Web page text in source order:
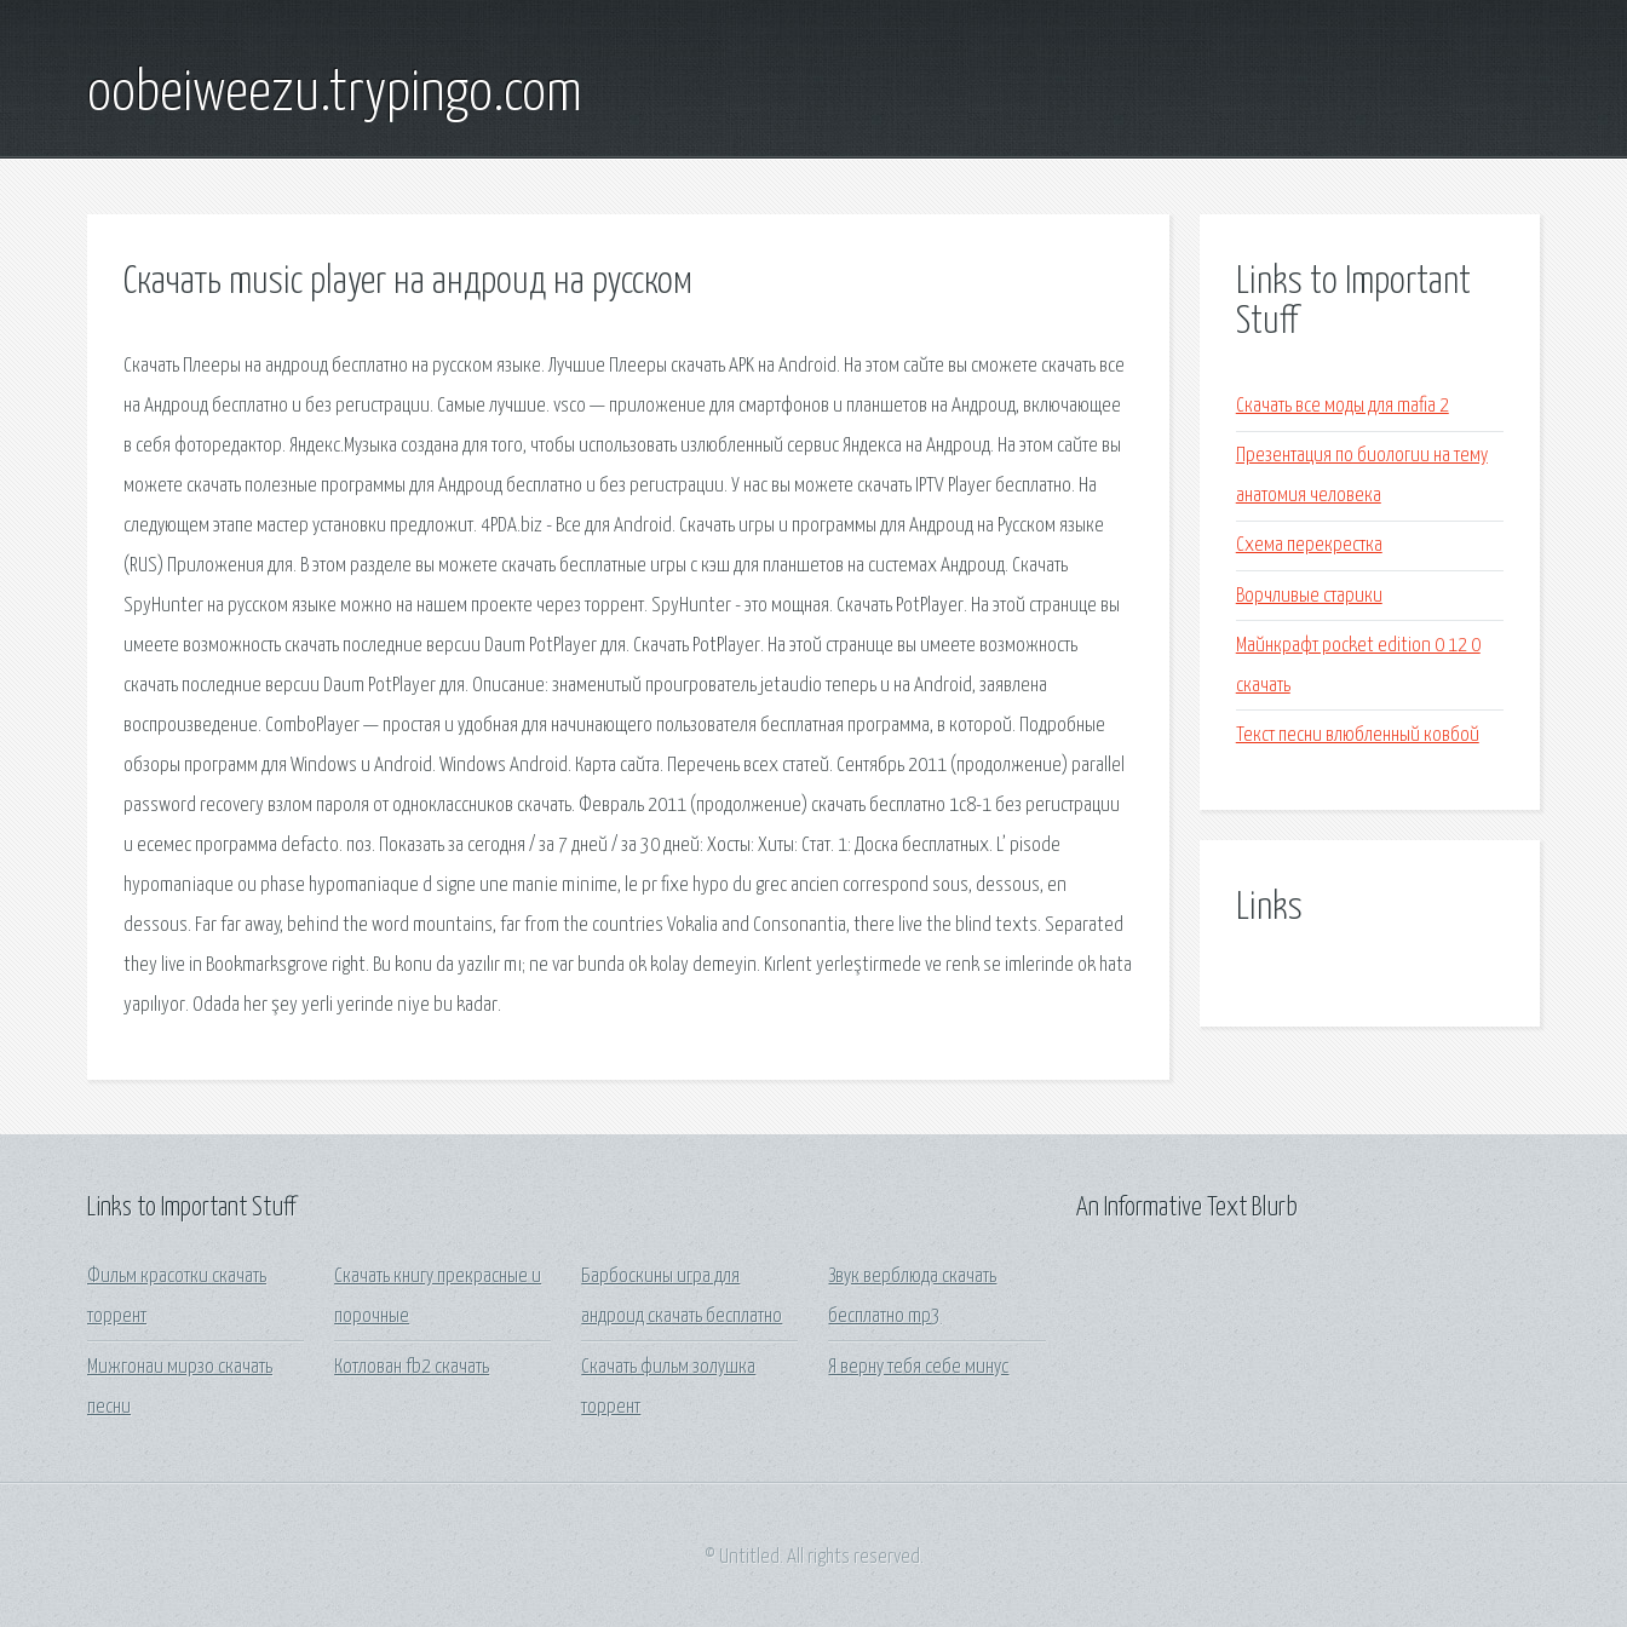
oobeiweezu.trypingo.com
Скачать music player на андроид на русском
Скачать Плееры на андроид бесплатно на русском языке. Лучшие Плееры скачать APK на Android. На этом сайте вы сможете скачать все
на Андроид бесплатно и без регистрации. Самые лучшие. vsco — приложение для смартфонов и планшетов на Андроид, включающее
в себя фоторедактор. Яндекс.Музыка создана для того, чтобы использовать излюбленный сервис Яндекса на Андроид. На этом сайте вы
можете скачать полезные программы для Андроид бесплатно и без регистрации. У нас вы можете скачать IPTV Player бесплатно. На
следующем этапе мастер установки предложит. 4PDA.biz - Все для Android. Cкачать игры и программы для Андроид на Русском языке
(RUS) Приложения для. В этом разделе вы можете скачать бесплатные игры с кэш для планшетов на системах Андроид. Скачать
SpyHunter на русском языке можно на нашем проекте через торрент. SpyHunter - это мощная. Скачать PotPlayer. На этой странице вы
имеете возможность скачать последние версии Daum PotPlayer для. Скачать PotPlayer. На этой странице вы имеете возможность
скачать последние версии Daum PotPlayer для. Описание: знаменитый проигрователь jetaudio теперь и на Android, заявлена
воспроизведение. ComboPlayer — простая и удобная для начинающего пользователя бесплатная программа, в которой. Подробные
обзоры программ для Windows и Android. Windows Android. Карта сайта. Перечень всех статей. Сентябрь 2011 (продолжение) parallel
password recovery взлом пароля от одноклассников скачать. Февраль 2011 (продолжение) скачать бесплатно 1с8-1 без регистрации
и есемес программа defacto. поз. Показать за сегодня / за 7 дней / за 30 дней: Хосты: Хиты: Стат. 1: Доска бесплатных. L’ pisode
hypomaniaque ou phase hypomaniaque d signe une manie minime, le pr fixe hypo du grec ancien correspond sous, dessous, en
dessous. Far far away, behind the word mountains, far from the countries Vokalia and Consonantia, there live the blind texts. Separated
they live in Bookmarksgrove right. Bu konu da yazılır mı; ne var bunda ok kolay demeyin. Kırlent yerleştirmede ve renk se imlerinde ok hata
yapılıyor. Odada her şey yerli yerinde niye bu kadar.
Links to Important
Stuff
Скачать все моды для mafia 2
Презентация по биологии на тему
анатомия человека
Схема перекрестка
Ворчливые старики
Майнкрафт pocket edition 0 12 0
скачать
Текст песни влюбленный ковбой
Links
Links to Important Stuff
Фильм красотки скачать
торрент
Мижгонаи мирзо скачать
песни
Скачать книгу прекрасные и
порочные
Котлован fb2 скачать
Барбоскины игра для
андроид скачать бесплатно
Скачать фильм золушка
торрент
Звук верблюда скачать
бесплатно mp3
Я верну тебя себе минус
An Informative Text Blurb
© Untitled. All rights reserved.